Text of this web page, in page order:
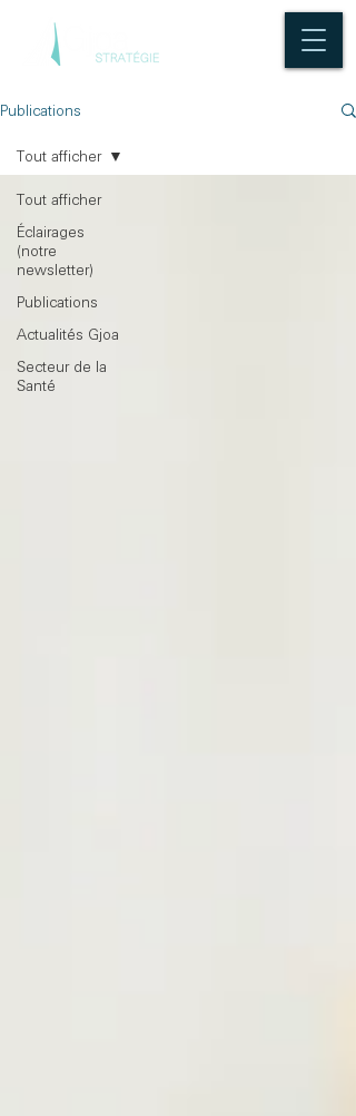
Publications
Tout afficher
Éclairages
(notre
newsletter)
Publications
Actualités Gjoa
Secteur de la
Santé
Tout afficher